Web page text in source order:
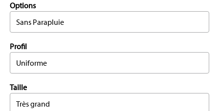
Options
Sans Parapluie
Profil
Uniforme
Taille
Très grand